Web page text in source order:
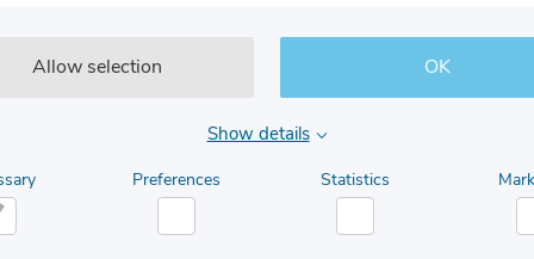
Allow selection OK
Show details
Preferences Statistics